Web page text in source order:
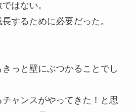
はない。
するために必要だった。
っと壁にぶつかることでし
ャンスがやってきた！と思